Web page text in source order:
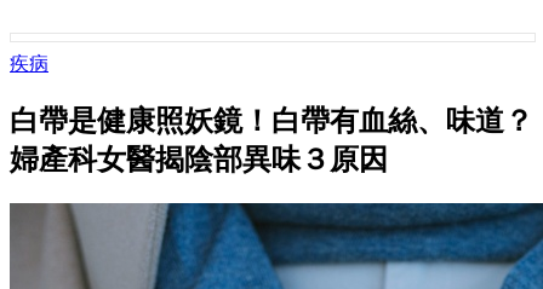
疾病
白帶是健康照妖鏡！白帶有血絲、味道？
婦產科女醫揭陰部異味３原因